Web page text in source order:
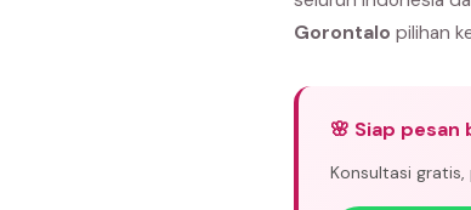
Gorontalo pilihan
🌸 Siap
Konsultasi gratis,